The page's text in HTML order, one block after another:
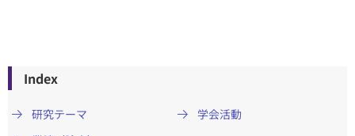
Index
研究テーマ
学会活動
入院・ご面会の方
診療科・部門